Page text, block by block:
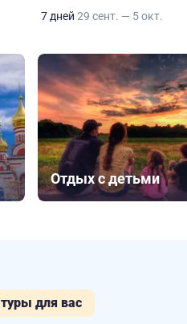
7 дней 29 сент. — 5 окт.
Отдых с детьми
для вас